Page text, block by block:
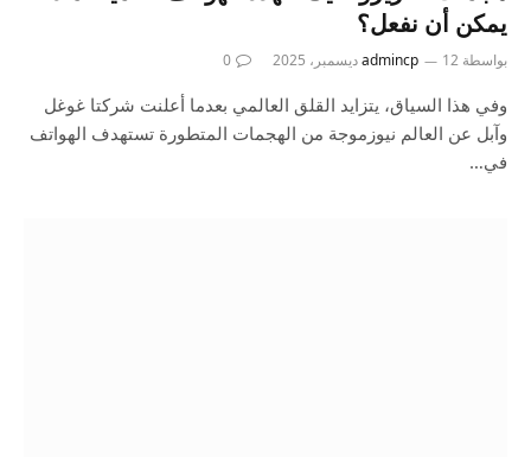
يمكن أن نفعل؟
بواسطة admincp 12 ديسمبر، 2025 0
وفي هذا السياق، يتزايد القلق العالمي بعدما أعلنت شركتا غوغل
وآبل عن العالم نيوزموجة من الهجمات المتطورة تستهدف الهواتف
في…